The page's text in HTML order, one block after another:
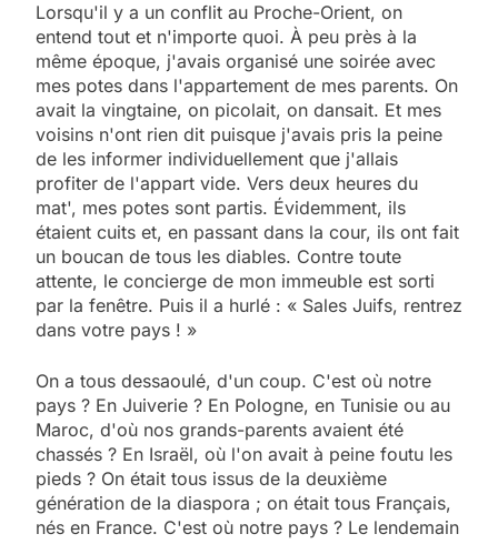
Lorsqu'il y a un conflit au Proche-Orient, on
entend tout et n'importe quoi. À peu près à la
même époque, j'avais organisé une soirée avec
mes potes dans l'appartement de mes parents. On
avait la vingtaine, on picolait, on dansait. Et mes
voisins n'ont rien dit puisque j'avais pris la peine
de les informer individuellement que j'allais
profiter de l'appart vide. Vers deux heures du
mat', mes potes sont partis. Évidemment, ils
étaient cuits et, en passant dans la cour, ils ont fait
un boucan de tous les diables. Contre toute
attente, le concierge de mon immeuble est sorti
par la fenêtre. Puis il a hurlé : « Sales Juifs, rentrez
dans votre pays ! »
On a tous dessaoulé, d'un coup. C'est où notre
pays ? En Juiverie ? En Pologne, en Tunisie ou au
Maroc, d'où nos grands-parents avaient été
chassés ? En Israël, où l'on avait à peine foutu les
pieds ? On était tous issus de la deuxième
génération de la diaspora ; on était tous Français,
nés en France. C'est où notre pays ? Le lendemain